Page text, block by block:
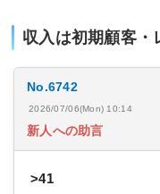
収入は初期顧客・
No.6742
2026/07/06(Mon) 10:14
新人への助言
>41